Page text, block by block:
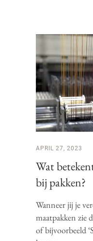
APRIL 27, 2023
Wat
bij pakken?
Wanneer jij je
maatpakken zie
of bijvoorbeeld